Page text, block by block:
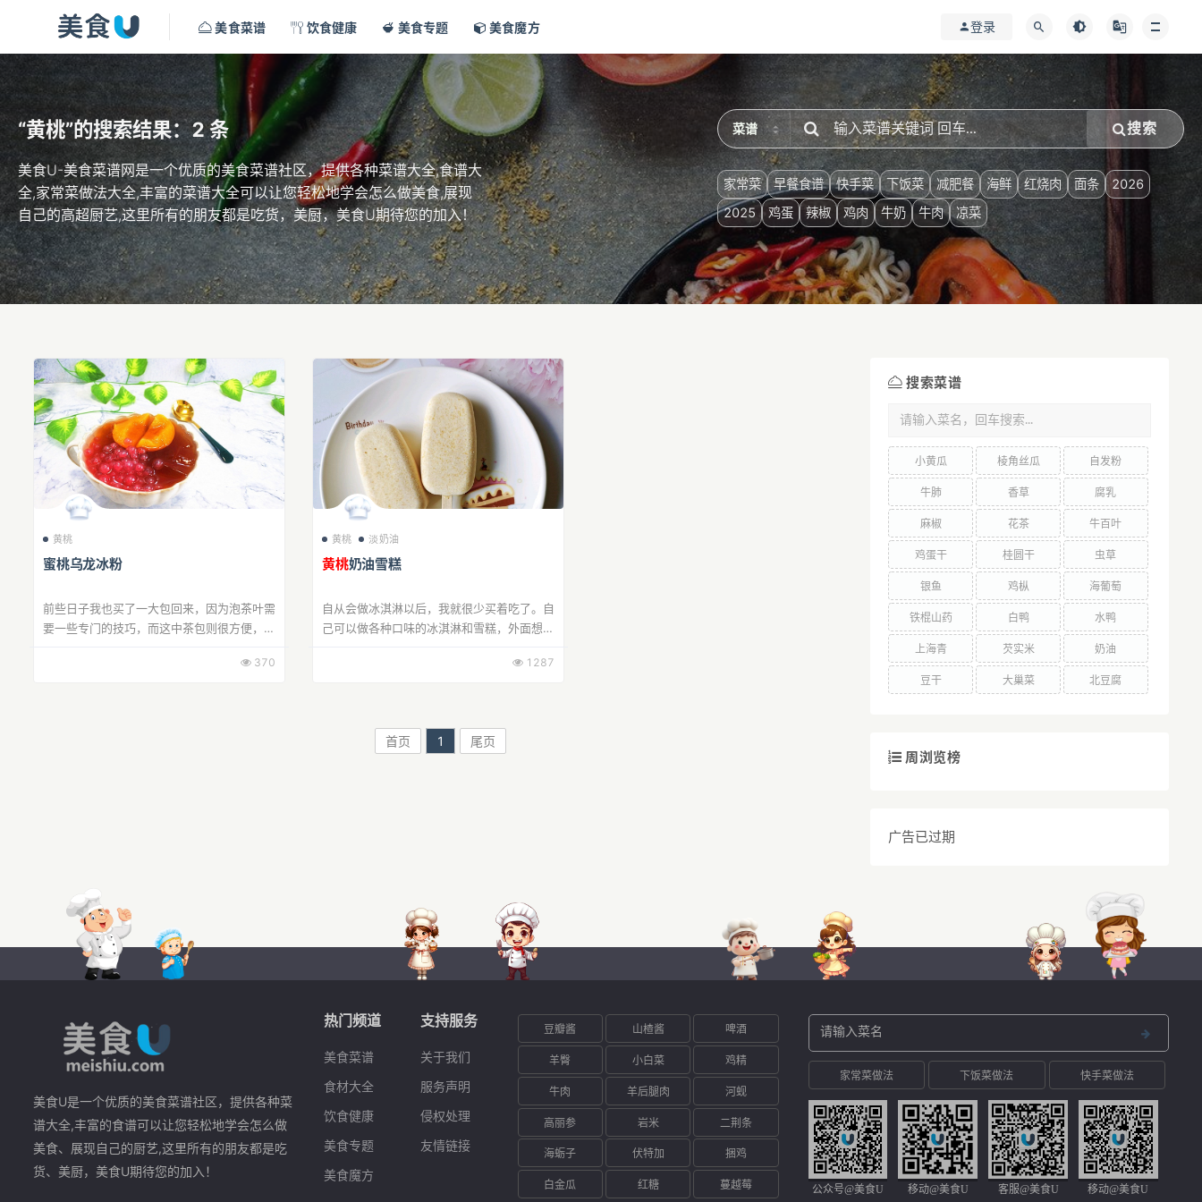
美食菜谱 饮食健康 美食专题 美食魔方 登录
“黄桃”的搜索结果：2 条
美食U-美食菜谱网是一个优质的美食菜谱社区，提供各种菜谱大全,食谱大
全,家常菜做法大全,丰富的菜谱大全可以让您轻松地学会怎么做美食,展现
自己的高超厨艺,这里所有的朋友都是吃货，美厨，美食U期待您的加入！
搜索
家常菜 早餐食谱 快手菜 下饭菜 减肥餐 海鲜 红烧肉 面条
2026
2025
鸡蛋 辣椒 鸡肉 牛奶 牛肉 凉菜
黄桃
蜜桃乌龙冰粉
前些日子我也买了一大包回来，因为泡茶叶需
要一些专门的技巧，而这中茶包则很方便，怎
花样，就搞一款蜜桃口味的乌龙茶冰粉吃。凑
370
黄桃 淡奶油
黄桃奶油雪糕
自从会做冰淇淋以后，我就很少买着吃了。自
己可以做各种口味的冰淇淋和雪糕，外面想买
就三样原料，没有乱七八糟的添加剂，果香...
1287
首页 1 尾页
搜索菜谱
小黄瓜 棱角丝瓜 自发粉
牛肺 香草 腐乳
麻椒 花茶 牛百叶
鸡蛋干 桂圆干 虫草
银鱼 鸡枞 海葡萄
铁棍山药 白鸭 水鸭
上海青 芡实米 奶油
豆干 大巢菜 北豆腐
周浏览榜
广告已过期
美食U是一个优质的美食菜谱社区，提供各种菜
谱大全,丰富的食谱可以让您轻松地学会怎么做
美食、展现自己的厨艺,这里所有的朋友都是吃
货、美厨，美食U期待您的加入！
热门频道
美食菜谱
食材大全
饮食健康
美食专题
美食魔方
支持服务
关于我们
服务声明
侵权处理
友情链接
豆瓣酱 山楂酱 啤酒
羊臀 小白菜 鸡精
牛肉 羊后腿肉 河蚬
高丽参 岩米 二荆条
海蛎子 伏特加 捆鸡
白金瓜 红糖 蔓越莓
家常菜做法 下饭菜做法 快手菜做法
公众号@美食U 移动@美食U 客服@美食U 移动@美食U